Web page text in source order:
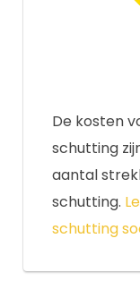
De kosten
schutting
aantal
schutting.
schutting